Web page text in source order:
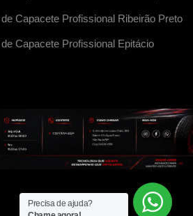
Capacete Profissional Ribeirão Preto
Capacete Profissional Epitácio
Precisa de ajuda?